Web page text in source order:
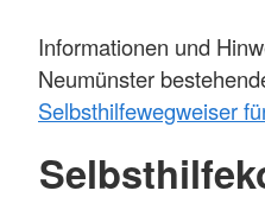
Informationen und
Neumünster
Selbsthilfewegweiser